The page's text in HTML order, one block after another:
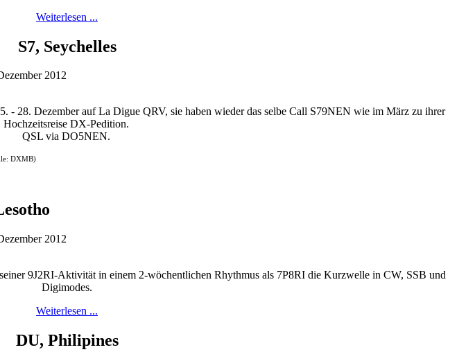
Weiterlesen ...
S7, Seychelles
2012
28. Dezember auf La Digue QRV, sie haben wieder das selbe Call S79NEN wie im März zu ihrer
Hochzeitsreise DX-Pedition.
QSL via DO5NEN.
DXMB)
2012
9J2RI-Aktivität in einem 2-wöchentlichen Rhythmus als 7P8RI die Kurzwelle in CW, SSB und
Digimodes.
Weiterlesen ...
DU, Philipines